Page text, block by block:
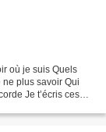
où je suis Quels
ne plus savoir Qui
Je t’écris ces